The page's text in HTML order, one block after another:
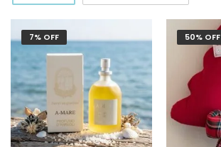
7% OFF 50% OFF